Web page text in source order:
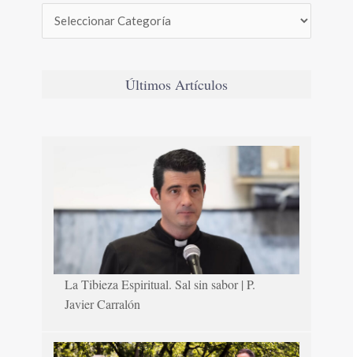
Últimos Artículos
La Tibieza Espiritual. Sal sin sabor | P.
Javier Carralón